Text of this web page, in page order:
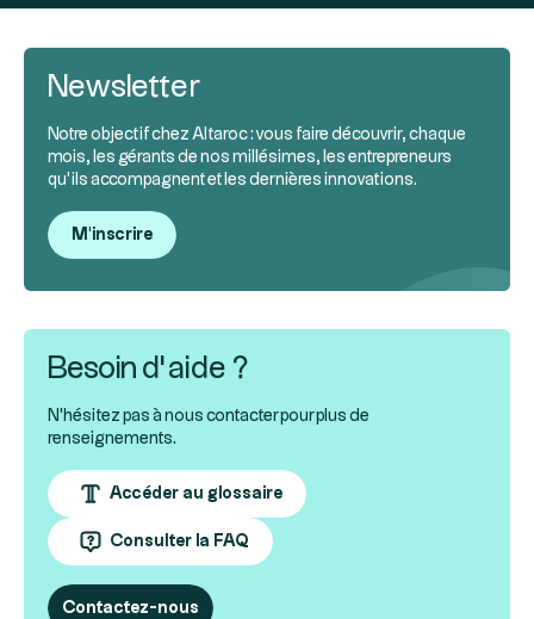
Newsletter
Notre objectif chez Altaroc : vous faire découvrir, chaque
mois, les gérants de nos millésimes, les entrepreneurs
qu’ils accompagnent et les dernières innovations.
M'inscrire
Besoin d’aide ?
N'hésitez pas à nous contacter pour plus de
renseignements.
Accéder au glossaire
Consulter la FAQ
Contactez-nous